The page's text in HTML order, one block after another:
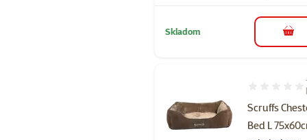
Skladom do
Scruffs
Bed L
Hodnotenie